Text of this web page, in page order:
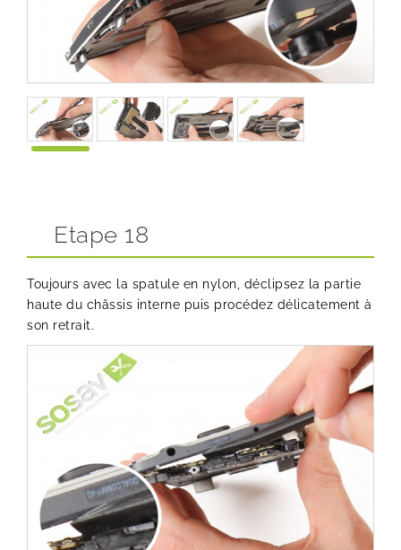
Etape 18
Toujours avec la spatule en nylon, déclipsez la partie
haute du châssis interne puis procédez délicatement à
son retrait.